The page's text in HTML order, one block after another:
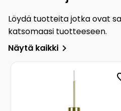
Löydä tuotteita jotka ovat
katsomaasi tuotteeseen.
Näytä kaikki